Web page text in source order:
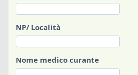
NP/ Località
Nome medico curante